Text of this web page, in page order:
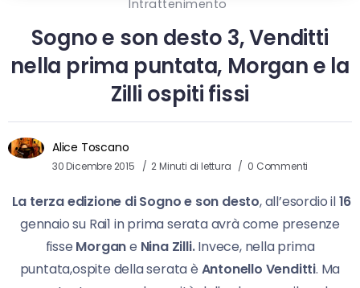
Intrattenimento
Sogno e son desto 3, Venditti
nella prima puntata, Morgan e la
Zilli ospiti fissi
Alice Toscano
30 Dicembre 2015 2 Minuti di lettura 0 Commenti
La terza edizione di Sogno e son desto, all’esordio il16
gennaio su Rai1 in prima serata avrà come presenze
fisse Morgane Nina Zilli.Invece, nella prima
puntata,ospite della serata è Antonello Venditti. Ma